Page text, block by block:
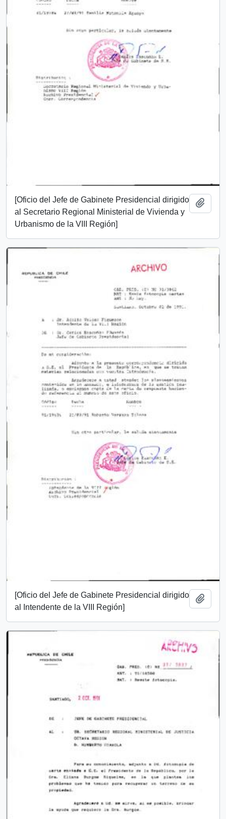
[Oficio del Jefe de Gabinete Presidencial dirigido
al Secretario Regional Ministerial de Vivienda y
Urbanismo de la VIII Región]
[Oficio del Jefe de Gabinete Presidencial dirigido
al Intendente de la VIII Región]